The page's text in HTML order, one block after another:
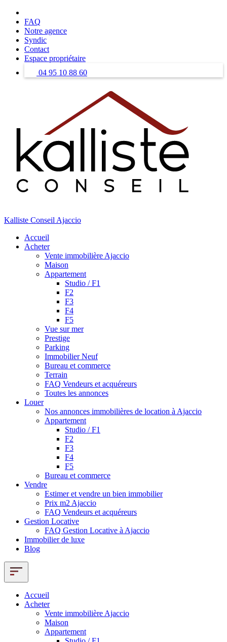
Skip
content
FAQ
Notre agence
Syndic
Contact
Espace propriétaire
04 95 10 88 60
Kalliste Conseil Ajaccio
Accueil
Acheter
Vente immobilière Ajaccio
Maison
Appartement
Studio / F1
F2
F3
F4
F5
Vue sur mer
Prestige
Parking
Immobilier Neuf
Bureau et commerce
Terrain
FAQ Vendeurs et acquéreurs
Toutes les annonces
Louer
Nos annonces immobilières de location à Ajaccio
Appartement
Studio / F1
F2
F3
F4
F5
Bureau et commerce
Vendre
Estimer et vendre un bien immobilier
Prix m2 Ajaccio
FAQ Vendeurs et acquéreurs
Gestion Locative
FAQ Gestion Locative à Ajaccio
Immobilier de luxe
Blog
Accueil
Acheter
Vente immobilière Ajaccio
Maison
Appartement